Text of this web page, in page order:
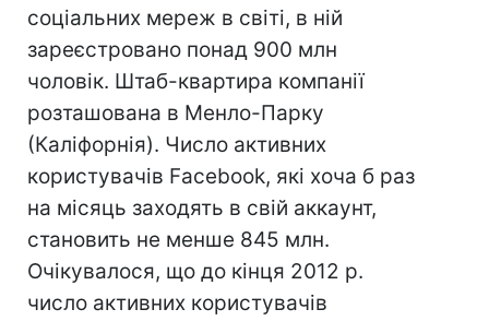
соціальних мереж в світі, в ній
зареєстровано понад 900 млн
чоловік. Штаб-квартира компанії
розташована в Менло-Парку
(Каліфорнія). Число активних
користувачів Facebook, які хоча б раз
на місяць заходять в свій аккаунт,
становить не менше 845 млн.
Очікувалося, що до кінця 2012 р.
число активних користувачів